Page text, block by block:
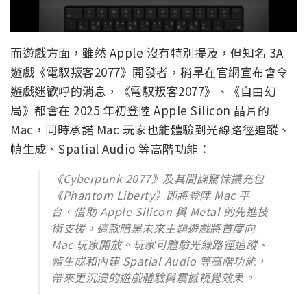
而遊戲方面，雖然 Apple 沒有特別提及，但知名 3A
遊戲《電馭叛客2077》開發者，稍早在官網宣布會令
遊戲迷歡呼的消息，《電馭叛客2077》、《自由幻
局》都會在 2025 年初登陸 Apple Silicon 晶片的
Mac，同時承諾 Mac 玩家也能體驗到光線路徑追蹤、
幀生成、Spatial Audio 等高階功能：
《Cyberpunk 2077》及其間諜驚悚擴充包
《Phantom Liberty》即將登陸 Mac 平
台。借助 Apple Silicon 與 Metal 的先進技
術支援，這款暗黑未來主題遊戲將首度向
Mac 玩家開放。玩家可體驗光線路徑追蹤、
幀生成和內建 Spatial Audio 等高階功能，
帶來更沉浸的遊戲體驗與震撼視覺效果。